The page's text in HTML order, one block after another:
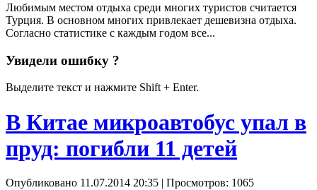
Любимым местом отдыха среди многих туристов считается
Турция. В основном многих привлекает дешевизна отдыха.
Согласно статистике с каждым годом все...
Увидели ошибку ?
Выделите текст и нажмите Shift + Enter.
В Китае микроавтобус упал в
пруд: погибли 11 детей
Опубликовано 11.07.2014 20:35 | Просмотров: 1065